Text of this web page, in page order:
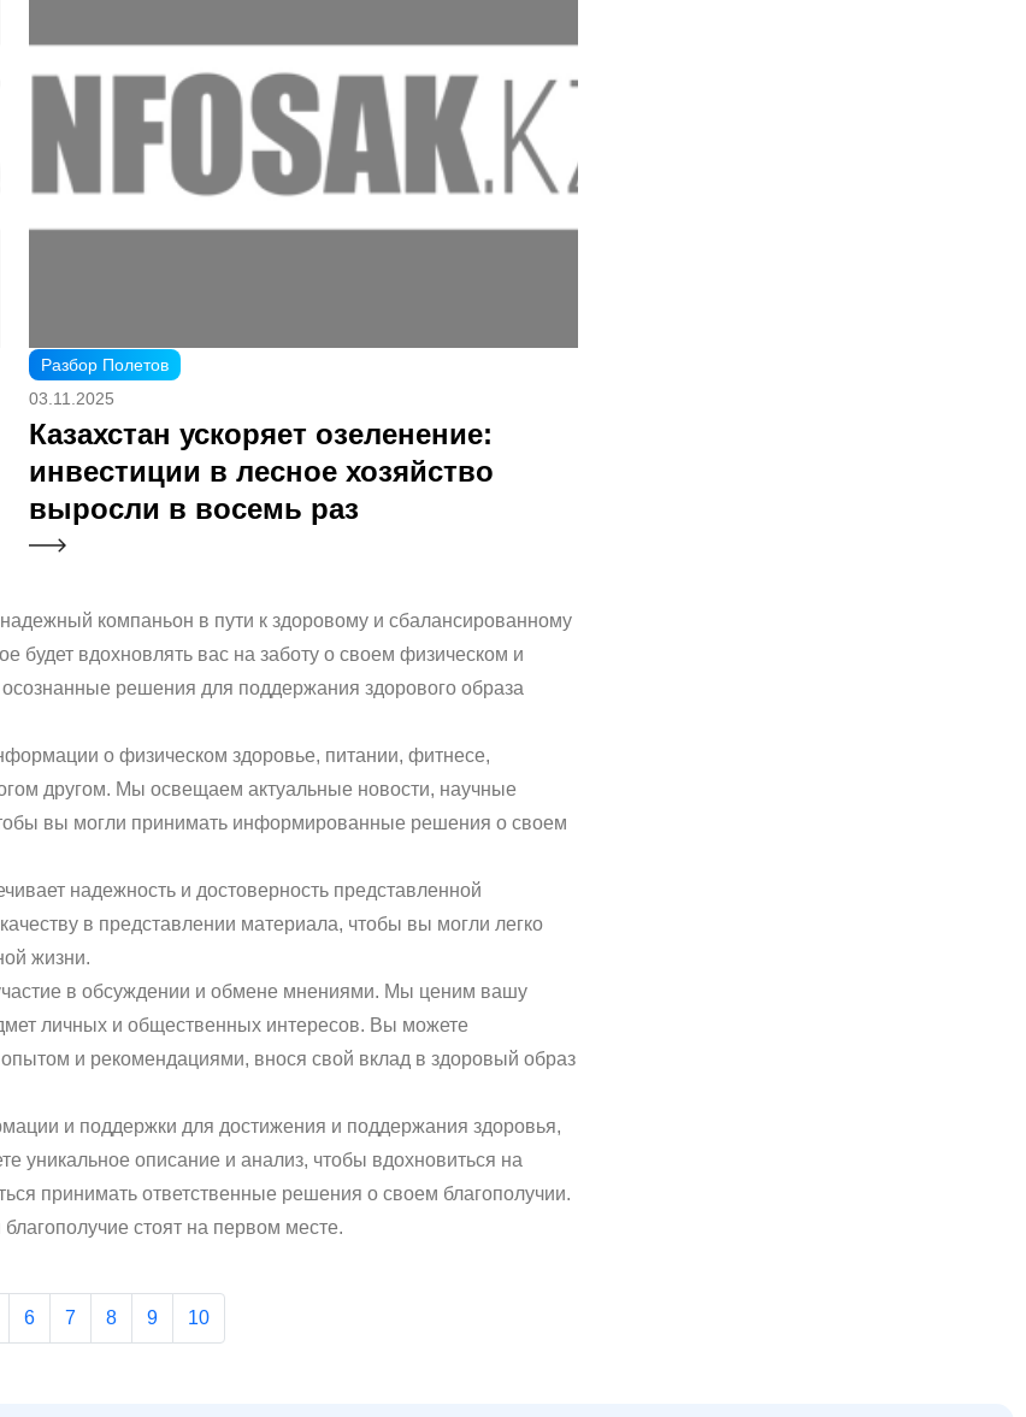
Разбор Полетов
03.11.2025
Казахстан ускоряет озеленение:
инвестиции в лесное хозяйство
выросли в восемь раз
компаньон в пути к здоровому и сбалансированному
будет вдохновлять вас на заботу о своем физическом и
решения для поддержания здорового образа
о физическом здоровье, питании, фитнесе,
другом. Мы освещаем актуальные новости, научные
вы могли принимать информированные решения о своем
надежность и достоверность представленной
в представлении материала, чтобы вы могли легко
жизни.
в обсуждении и обмене мнениями. Мы ценим вашу
личных и общественных интересов. Вы можете
и рекомендациями, внося свой вклад в здоровый образ
и поддержки для достижения и поддержания здоровья,
уникальное описание и анализ, чтобы вдохновиться на
принимать ответственные решения о своем благополучии.
стоят на первом месте.
6 7 8 9 10